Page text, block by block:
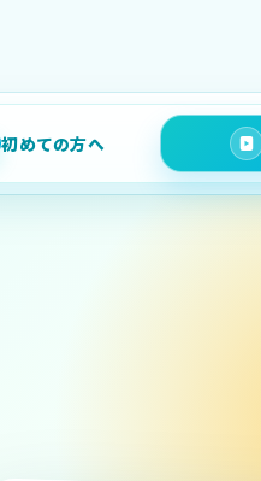
初めての方へ